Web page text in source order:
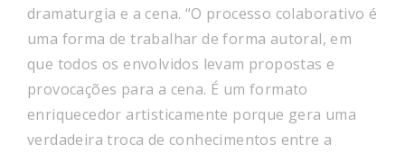
dramaturgia e a cena. “O processo colaborativo é
uma forma de trabalhar de forma autoral, em
que todos os envolvidos levam propostas e
provocações para a cena. É um formato
enriquecedor artisticamente porque gera uma
verdadeira troca de conhecimentos entre a